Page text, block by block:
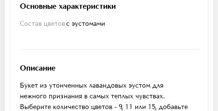
Основные характеристики
Состав цветовс эустомами
Описание
Букет из утонченных лавандовых эустом для
нежного признания в самых теплых чувствах.
Выберите количество цветов - 9, 11 или 15, добавьте